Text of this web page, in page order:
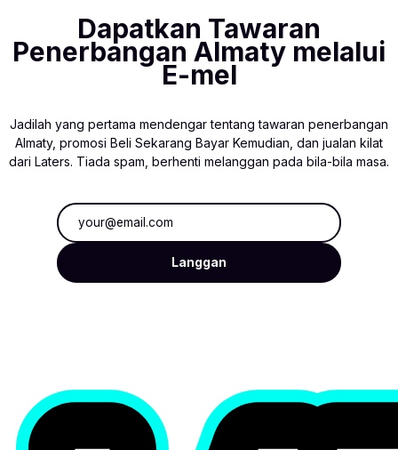
Dapatkan Tawaran
Penerbangan Almaty melalui
E-mel
Jadilah yang pertama mendengar tentang tawaran penerbangan
Almaty, promosi Beli Sekarang Bayar Kemudian, dan jualan kilat
dari Laters. Tiada spam, berhenti melanggan pada bila-bila masa.
Alamat e-mel
Langgan